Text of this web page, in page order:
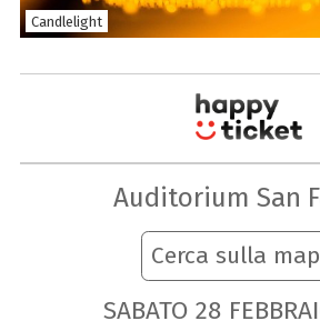
Candlelight
Auditorium San
Cerca sulla
SABATO 28